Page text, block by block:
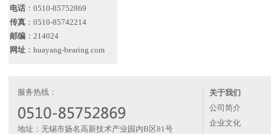
电话 ：0510-85752869
传真 ：0510-85742214
邮编 ：214024
网址 ：huayang-bearing.com
服务热线：
地址：无锡市扬名高新技术产业园内B区81号
关于我们
公司简介
企业文化